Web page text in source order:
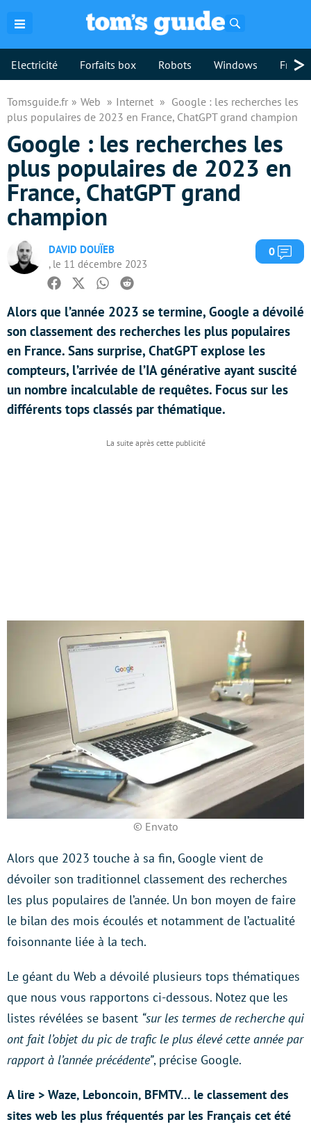
Electricité Forfaits box Robots Windows >
Tomsguide.fr Web Internet
Google : les recherches les
plus populaires de 2023 en France, ChatGPT grand champion
Google : les recherches les
plus populaires de 2023 en
France, ChatGPT grand
champion
DAVID DOUÏEB
, le 11 décembre 2023
0
Facebook
TwitterWhatsapp
Reddit
Alors que l’année 2023 se termine, Google a dévoilé
son classement des recherches les plus populaires
en France. Sans surprise, ChatGPT explose les
compteurs, l’arrivée de l’IA générative ayant suscité
un nombre incalculable de requêtes. Focus sur les
différents tops classés par thématique.
© Envato
Alors que 2023 touche à sa fin, Google vient de
dévoiler son traditionnel classement des recherches
les plus populaires de l’année. Un bon moyen de faire
le bilan des mois écoulés et notamment de l’actualité
foisonnante liée à la tech.
Le géant du Web a dévoilé plusieurs tops thématiques
que nous vous rapportons ci-dessous. Notez que les
listes révélées se basent “sur les termes de recherche qui
ont fait l’objet du pic de trafic le plus élevé cette année par
rapport à l’année précédente”, précise Google.
A lire > Waze, Leboncoin, BFMTV… le classement des
sites web les plus fréquentés par les Français cet été